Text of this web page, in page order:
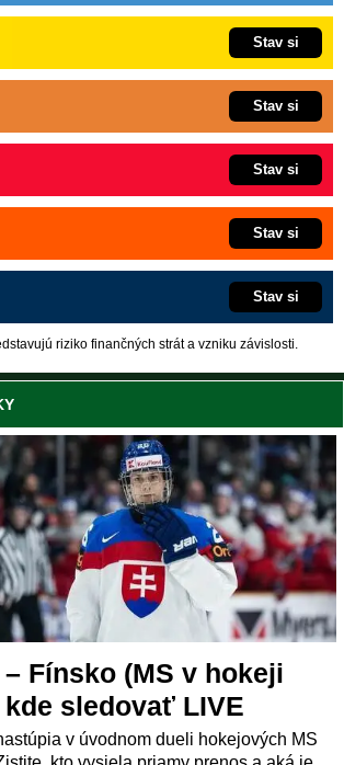
Stav si
Stav si
Stav si
Stav si
Stav si
riziko finančných strát a vzniku závislosti.
Fínsko (MS v hokeji
kde sledovať LIVE
v úvodnom dueli hokejových MS